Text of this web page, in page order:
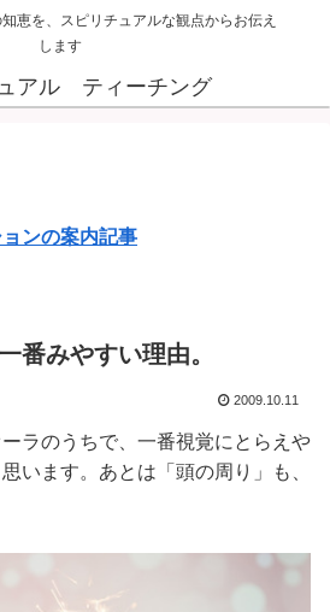
恵を、スピリチュアルな観点からお伝え
します
アル ティーチング
ンの案内記事
番みやすい理由。
2009.10.11
ラのうちで、一番視覚にとらえや
います。あとは「頭の周り」も、